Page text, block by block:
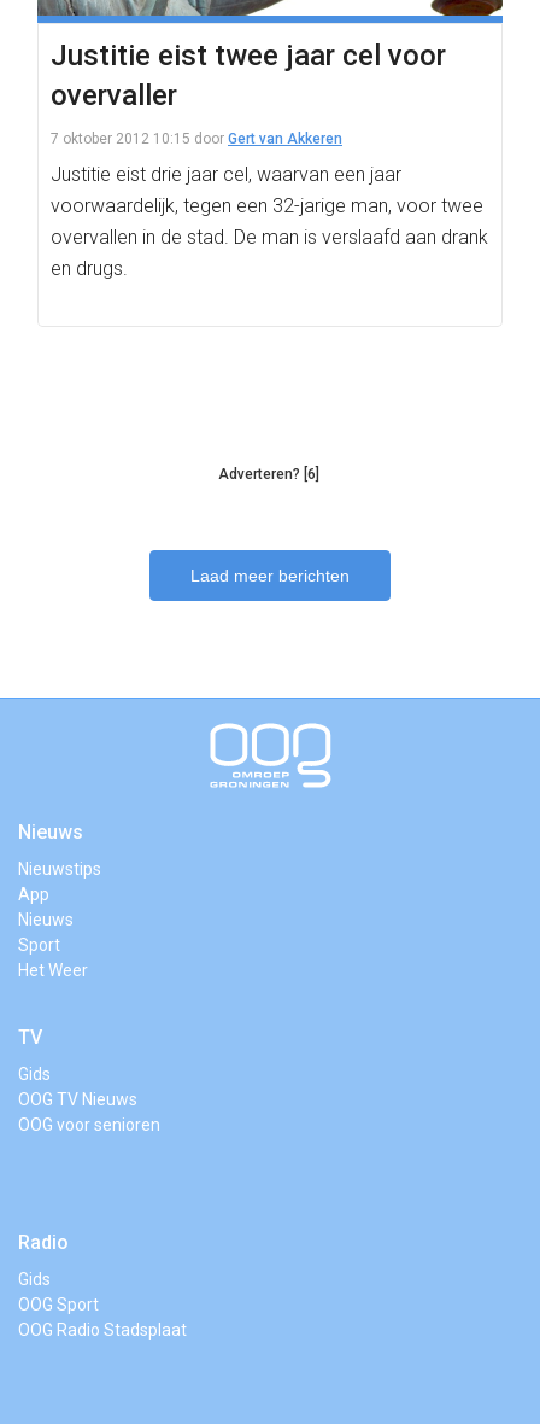
Justitie eist twee jaar cel voor
overvaller
7 oktober 2012 10:15 door Gert van Akkeren
Justitie eist drie jaar cel, waarvan een jaar
voorwaardelijk, tegen een 32-jarige man, voor twee
overvallen in de stad. De man is verslaafd aan drank
en drugs.
Adverteren? [6]
Laad meer berichten
Nieuws
Nieuwstips
App
Nieuws
Sport
Het Weer
TV
Gids
OOG TV Nieuws
OOG voor senioren
Radio
Gids
OOG Sport
OOG Radio Stadsplaat